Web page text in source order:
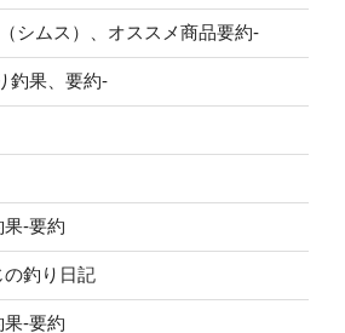
シムス）、オススメ商品要約-
釣果、要約-
果-要約
の釣り日記
果-要約